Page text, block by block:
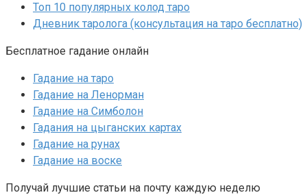
Топ 10 популярных колод таро
Дневник таролога (консультация на таро бесплатно)
Бесплатное гадание онлайн
Гадание на таро
Гадание на Ленорман
Гадание на Симболон
Гадания на цыганских картах
Гадание на рунах
Гадание на воске
Получай лучшие статьи на почту каждую неделю